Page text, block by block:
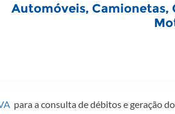
​​​Automóveis, Camionetas,
para a consulta de débitos e geração